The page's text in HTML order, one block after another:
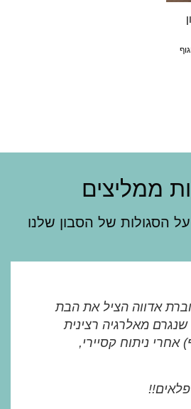
ממליצים
הסגולות של הסבון שלנו
אדווה הציל את הבת
מאלרגיה רצינית
אחרי ניתוח קסיירי,